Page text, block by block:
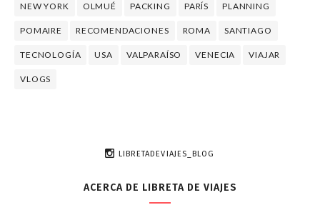
NEW YORK OLMUÉ PACKING PARÍS PLANNING
POMAIRE RECOMENDACIONES ROMA SANTIAGO
TECNOLOGÍA USA VALPARAÍSO VENECIA VIAJAR
VLOGS
LIBRETADEVIAJES_BLOG
ACERCA DE LIBRETA DE VIAJES